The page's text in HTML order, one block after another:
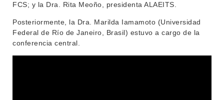
FCS; y la Dra. Rita Meoño, presidenta ALAEITS.
Posteriormente, la Dra. Marilda Iamamoto (Universidad
Federal de Río de Janeiro, Brasil) estuvo a cargo de la
conferencia central.